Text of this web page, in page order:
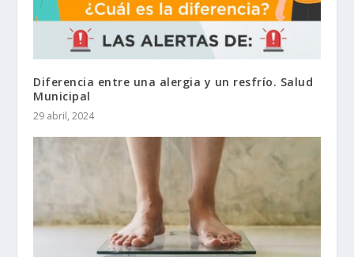
Diferencia entre una alergia y un resfrío. Salud
Municipal
29 abril, 2024